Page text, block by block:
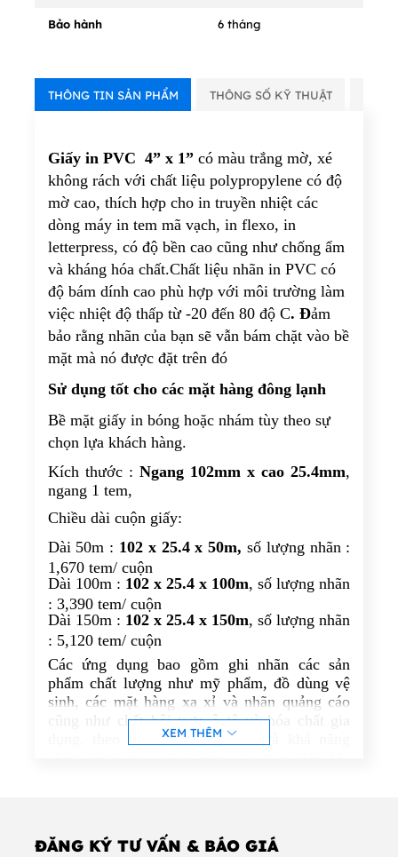
Bảo hành 6 tháng
THÔNG TIN SẢN PHẨM THÔNG SỐ KỸ THUẬT
Giấy in PVC 4” x 1” có màu trắng mờ, xé
không rách với chất liệu polypropylene có độ
mờ cao, thích hợp cho in truyền nhiệt các
dòng máy in tem mã vạch, in flexo, in
letterpress, có độ bền cao cũng như chống ẩm
và kháng hóa chất.Chất liệu nhãn in PVC có
độ bám dính cao phù hợp với môi trường làm
việc nhiệt độ thấp từ -20 đến 80 độ C. Đảm
bảo rằng nhãn của bạn sẽ vẫn bám chặt vào bề
mặt mà nó được đặt trên đó
Sử dụng tốt cho các mặt hàng đông lạnh
Bề mặt giấy in bóng hoặc nhám tùy theo sự
chọn lựa khách hàng.
Kích thước : Ngang 102mm x cao 25.4mm,
ngang 1 tem,
Chiều dài cuộn giấy:
Dài 50m : 102 x 25.4 x 50m, số lượng nhãn :
1,670 tem/ cuộn
Dài 100m : 102 x 25.4 x 100m, số lượng nhãn
: 3,390 tem/ cuộn
Dài 150m : 102 x 25.4 x 150m, số lượng nhãn
: 5,120 tem/ cuộn
Các ứng dụng bao gồm ghi nhãn các sản
phẩm chất lượng như mỹ phẩm, đồ dùng vệ
sinh, các mặt hàng xa xỉ và nhãn quảng cáo
cũng như chất bôi trơn ô tô và hóa chất gia
dụng, theo đó cần có độ bền và khả năng
Các loại nhãn mà chúng tôi cung cấp được
thiết kế để hoạt động với Zebra, Datamax,
XEM THÊM
ĐĂNG KÝ TƯ VẤN & BÁO GIÁ